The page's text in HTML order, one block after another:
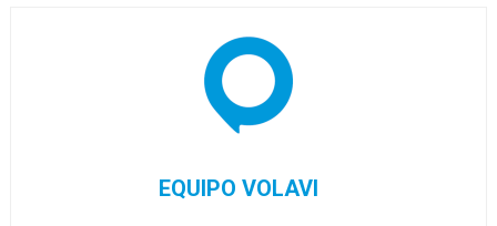
EQUIPO VOLAVI